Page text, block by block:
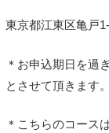
東京都江東区亀戸
＊お申込期日を過
とさせて頂きます。
＊こちらのコース